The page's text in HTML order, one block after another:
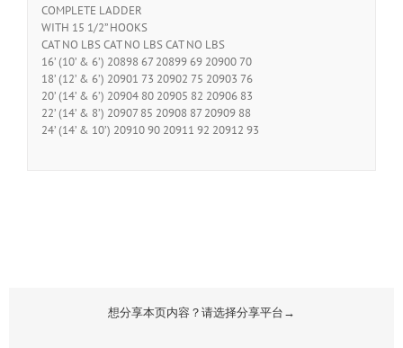
COMPLETE LADDER
WITH 15 1/2” HOOKS
CAT NO LBS CAT NO LBS CAT NO LBS
16’ (10’ & 6’) 20898 67 20899 69 20900 70
18’ (12’ & 6’) 20901 73 20902 75 20903 76
20’ (14’ & 6’) 20904 80 20905 82 20906 83
22’ (14’ & 8’) 20907 85 20908 87 20909 88
24’ (14’ & 10’) 20910 90 20911 92 20912 93
想分享本页内容？请选择分享平台→